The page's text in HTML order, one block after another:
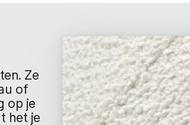
Ze
of
op je
het je